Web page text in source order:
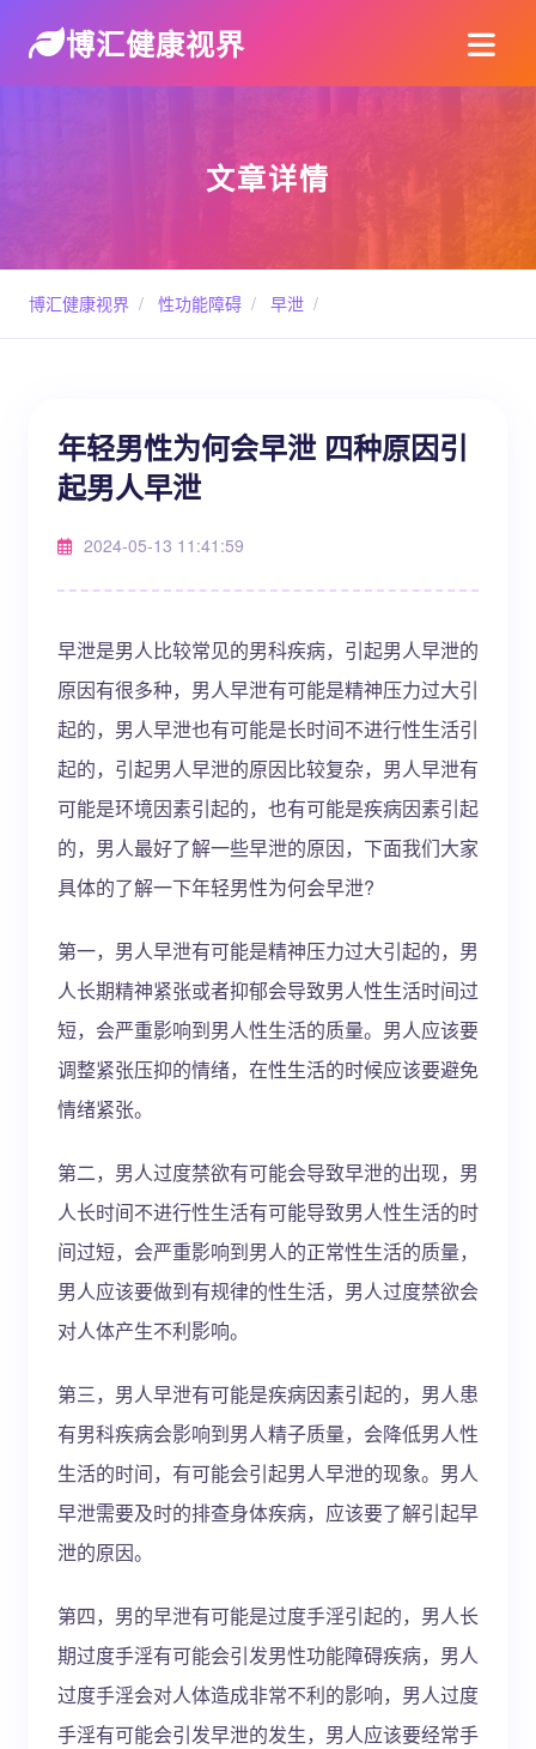
博汇健康视界
文章详情
博汇健康视界 / 性功能障碍 / 早泄 /
年轻男性为何会早泄 四种原因引
起男人早泄
2024-05-13 11:41:59
早泄是男人比较常见的男科疾病，引起男人早泄的
原因有很多种，男人早泄有可能是精神压力过大引
起的，男人早泄也有可能是长时间不进行性生活引
起的，引起男人早泄的原因比较复杂，男人早泄有
可能是环境因素引起的，也有可能是疾病因素引起
的，男人最好了解一些早泄的原因，下面我们大家
具体的了解一下年轻男性为何会早泄?
第一，男人早泄有可能是精神压力过大引起的，男
人长期精神紧张或者抑郁会导致男人性生活时间过
短，会严重影响到男人性生活的质量。男人应该要
调整紧张压抑的情绪，在性生活的时候应该要避免
情绪紧张。
第二，男人过度禁欲有可能会导致早泄的出现，男
人长时间不进行性生活有可能导致男人性生活的时
间过短，会严重影响到男人的正常性生活的质量，
男人应该要做到有规律的性生活，男人过度禁欲会
对人体产生不利影响。
第三，男人早泄有可能是疾病因素引起的，男人患
有男科疾病会影响到男人精子质量，会降低男人性
生活的时间，有可能会引起男人早泄的现象。男人
早泄需要及时的排查身体疾病，应该要了解引起早
泄的原因。
第四，男的早泄有可能是过度手淫引起的，男人长
期过度手淫有可能会引发男性功能障碍疾病，男人
过度手淫会对人体造成非常不利的影响，男人过度
手淫有可能会引发早泄的发生，男人应该要经常手